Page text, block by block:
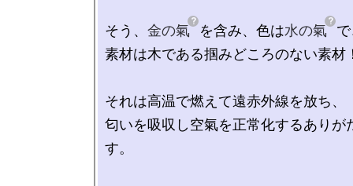
そう、 金の氣 を含み、色は水の氣
素材は木である掴みどころのない素材
それは高温で燃えて遠赤外線を放ち、
匂いを吸収し空氣を正常化するありが
す。